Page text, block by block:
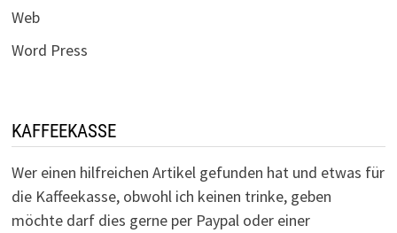
Web
Word Press
KAFFEEKASSE
Wer einen hilfreichen Artikel gefunden hat und etwas für
die Kaffeekasse, obwohl ich keinen trinke, geben
möchte darf dies gerne per Paypal oder einer